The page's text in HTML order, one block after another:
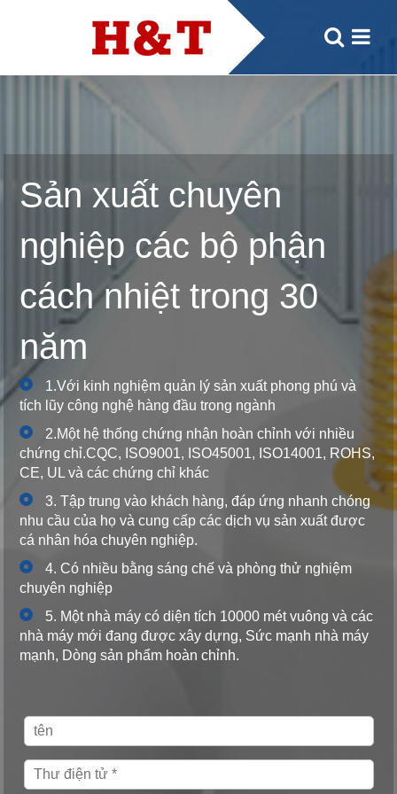
Sản xuất chuyên
nghiệp các bộ phận
cách nhiệt trong 30
năm
1.Với kinh nghiệm quản lý sản xuất phong phú và
tích lũy công nghệ hàng đầu trong ngành
2.Một hệ thống chứng nhận hoàn chỉnh với nhiều
chứng chỉ.CQC, ISO9001, ISO45001, ISO14001, ROHS,
CE, UL và các chứng chỉ khác
3. Tập trung vào khách hàng, đáp ứng nhanh chóng
nhu cầu của họ và cung cấp các dịch vụ sản xuất được
cá nhân hóa chuyên nghiệp.
4. Có nhiều bằng sáng chế và phòng thử nghiệm
chuyên nghiệp
5. Một nhà máy có diện tích 10000 mét vuông và các
nhà máy mới đang được xây dựng, Sức mạnh nhà máy
mạnh, Dòng sản phẩm hoàn chỉnh.